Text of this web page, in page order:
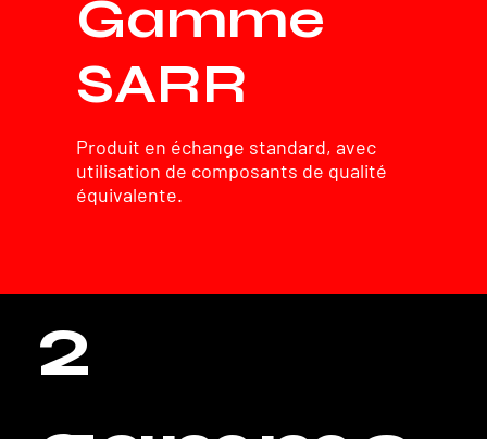
2
Gamme
SARR
Produit en échange standard, avec
utilisation de composants de qualité
équivalente.